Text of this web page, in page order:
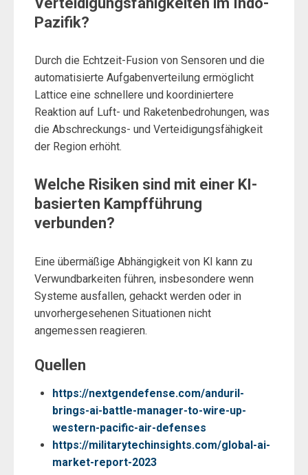
Pazifik?
Durch die Echtzeit-Fusion von Sensoren und die
automatisierte Aufgabenverteilung ermöglicht
Lattice eine schnellere und koordiniertere
Reaktion auf Luft- und Raketenbedrohungen, was
die Abschreckungs- und Verteidigungsfähigkeit
der Region erhöht.
Welche Risiken sind mit einer KI-
basierten Kampfführung
verbunden?
Eine übermäßige Abhängigkeit von KI kann zu
Verwundbarkeiten führen, insbesondere wenn
Systeme ausfallen, gehackt werden oder in
unvorhergesehenen Situationen nicht
angemessen reagieren.
Quellen
https://nextgendefense.com/anduril-
brings-ai-battle-manager-to-wire-up-
western-pacific-air-defenses
https://militarytechinsights.com/global-ai-
market-report-2023